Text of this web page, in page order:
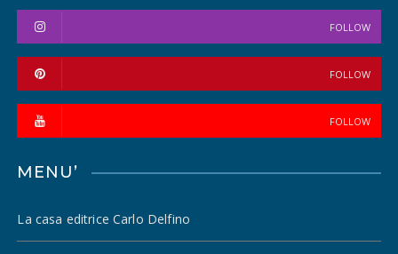
FOLLOW
FOLLOW
FOLLOW
MENU’
La casa editrice Carlo Delfino